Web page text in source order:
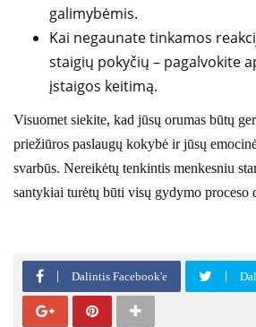
galimybėmis.
Kai negaunate tinkamos
staigių pokyčių – pagalvokite
įstaigos keitimą.
Visuomet siekite, kad jūsų orumas būtų
priežiūros paslaugų kokybė ir jūsų
svarbūs. Nereikėtų tenkintis menkesniu
santykiai turėtų būti visų gydymo proceso
Dalintis Facebook'e